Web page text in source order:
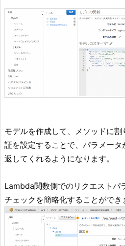
モデルを作成して、メソッドに
証を設定することで、パラメー
返してくれるようになります。
Lambda関数側でのリクエストパ
チェックを簡略化することができ